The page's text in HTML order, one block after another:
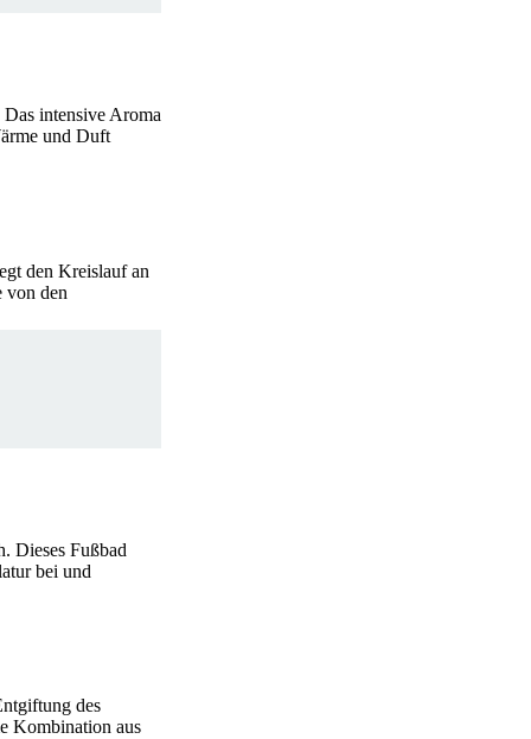
Das intensive Aroma
und Duft
den Kreislauf an
von den
Dieses Fußbad
bei und
des
Kombination aus